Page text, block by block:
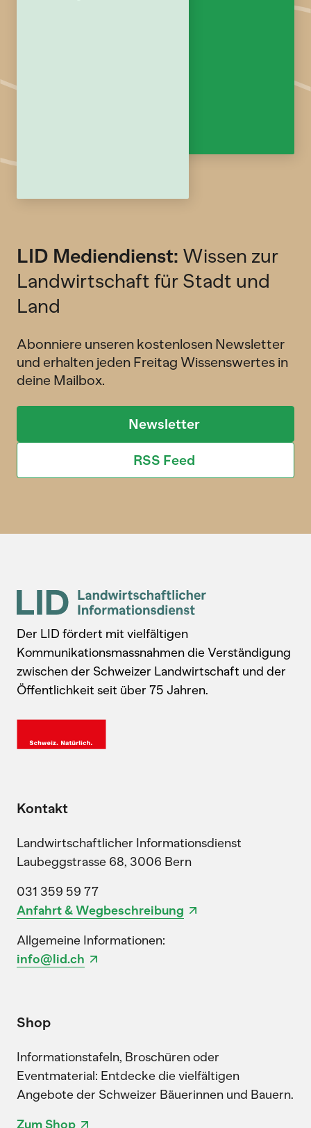
LID Mediendienst: Wissen zur
Landwirtschaft für Stadt und
Land
Abonniere unseren kostenlosen Newsletter
und erhalten jeden Freitag Wissenswertes in
deine Mailbox.
Newsletter
RSS Feed
Der LID fördert mit vielfältigen
Kommunikationsmassnahmen die Verständigung
zwischen der Schweizer Landwirtschaft und der
Öffentlichkeit seit über 75 Jahren.
Kontakt
Landwirtschaftlicher Informationsdienst
Laubeggstrasse 68, 3006 Bern
031 359 59 77
Anfahrt & Wegbeschreibung
Allgemeine Informationen:
info@lid.ch
Shop
Informationstafeln, Broschüren oder
Eventmaterial: Entdecke die vielfältigen
Angebote der Schweizer Bäuerinnen und Bauern.
Zum Shop